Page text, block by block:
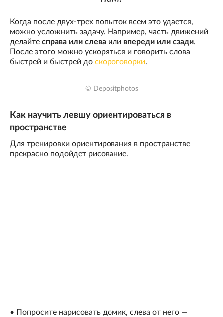
Когда после двух-трех попыток всем это удается,
можно усложнить задачу. Например, часть движений
делайте справа или слева или впереди или сзади.
После этого можно ускоряться и говорить слова
быстрей и быстрей до скороговорки.
© Depositphotos
Как научить левшу ориентироваться в
пространстве
Для тренировки ориентирования в пространстве
прекрасно подойдет рисование.
• Попросите нарисовать домик, слева от него —